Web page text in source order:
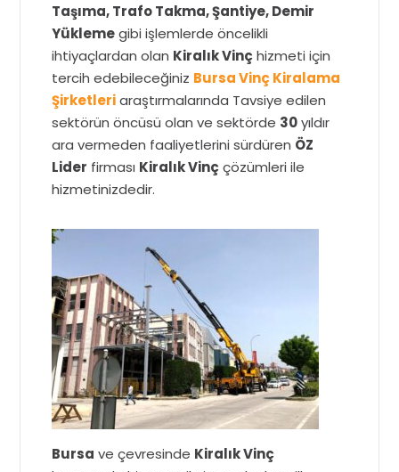
Taşıma, Trafo Takma, Şantiye, Demir
Yüklemegibi işlemlerde öncelikli
ihtiyaçlardan olan Kiralık Vinçhizmeti için
tercih edebileceğiniz Bursa Vinç Kiralama
Şirketleriaraştırmalarında Tavsiye edilen
sektörün öncüsü olan ve sektörde 30yıldır
ara vermeden faaliyetlerini sürdüren ÖZ
Lider firması Kiralık Vinççözümleri ile
hizmetinizdedir.
Bursa ve çevresinde Kiralık Vinç